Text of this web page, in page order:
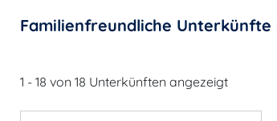
Familienfreundliche Unterkünfte
1 - 18 von 18 Unterkünften angezeigt